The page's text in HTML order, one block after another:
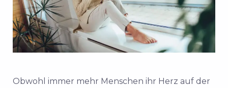
Obwohl immer mehr Menschen ihr Herz auf der